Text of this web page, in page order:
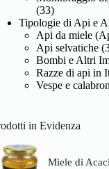
(33)
Tipologie di Api e
Api da miele
Api selvatiche
Bombi e Altri
Razze di api in
Vespe e
in Evidenza
Miele di